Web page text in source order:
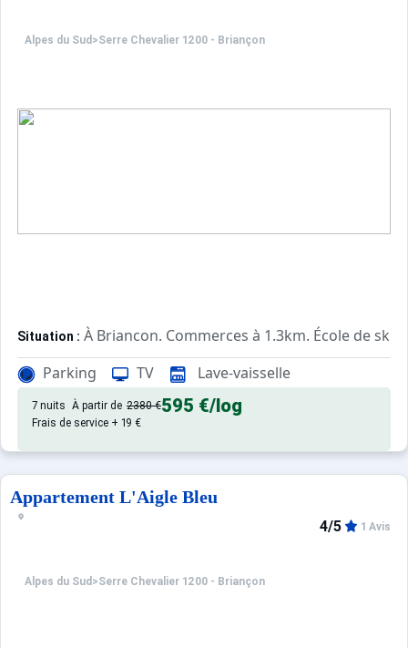
Alpes du Sud >Serre Chevalier 1200 - Briançon
Situation : À Briancon. Commerces à 1.3km. École de ski
Appartement de particulier :Confortable et tout équipé.
Parking TV Lave-vaisselle
7 nuits À partir de 2380 €595 €/log
Frais de service + 19 €
Appartement L'Aigle Bleu
Alpes du Sud >Serre Chevalier 1200 - Briançon
4/5 1 Avis